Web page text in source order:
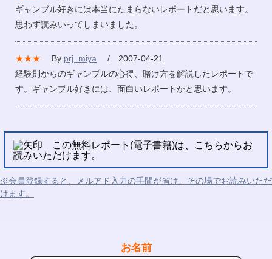
ギャンブル好きには本当にたまらないレポートだと思います。
思わず読みいってしまいました。
★★★ By prj_miya
/ 2007-04-21
経験則からのギャンブルの心得、賭け方を解説したレポートで
す。ギャンブル好きには、面白いレポートかと思います。
この無料レポート(電子書籍)は、こちらからお
読みいただけます。
※会員登録すると、メルアド入力の手間が省け、その場でお読みいただ
けます。
お名前